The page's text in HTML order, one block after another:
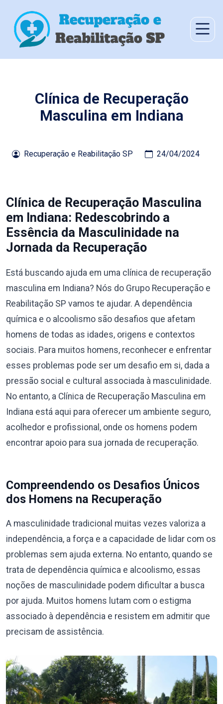
Clínica de Recuperação
Masculina em Indiana
Recuperação e Reabilitação SP 24/04/2024
Clínica de Recuperação Masculina
em Indiana: Redescobrindo a
Essência da Masculinidade na
Jornada da Recuperação
Está buscando ajuda em uma clínica de recuperação
masculina em Indiana? Nós do Grupo Recuperação e
Reabilitação SP vamos te ajudar. A dependência
química e o alcoolismo são desafios que afetam
homens de todas as idades, origens e contextos
sociais. Para muitos homens, reconhecer e enfrentar
esses problemas pode ser um desafio em si, dada a
pressão social e cultural associada à masculinidade.
No entanto, a Clínica de Recuperação Masculina em
Indiana está aqui para oferecer um ambiente seguro,
acolhedor e profissional, onde os homens podem
encontrar apoio para sua jornada de recuperação.
Compreendendo os Desafios Únicos
dos Homens na Recuperação
A masculinidade tradicional muitas vezes valoriza a
independência, a força e a capacidade de lidar com os
problemas sem ajuda externa. No entanto, quando se
trata de dependência química e alcoolismo, essas
noções de masculinidade podem dificultar a busca
por ajuda. Muitos homens lutam com o estigma
associado à dependência e resistem em admitir que
precisam de assistência.